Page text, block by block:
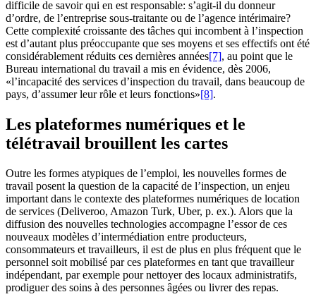
difficile de savoir qui en est responsable: s’agit-il du donneur
d’ordre, de l’entreprise sous-traitante ou de l’agence intérimaire?
Cette complexité croissante des tâches qui incombent à l’inspection
est d’autant plus préoccupante que ses moyens et ses effectifs ont été
considérablement réduits ces dernières années[7], au point que le
Bureau international du travail a mis en évidence, dès 2006,
«l’incapacité des services d’inspection du travail, dans beaucoup de
pays, d’assumer leur rôle et leurs fonctions»[8].
Les plateformes numériques et le
télétravail brouillent les cartes
Outre les formes atypiques de l’emploi, les nouvelles formes de
travail posent la question de la capacité de l’inspection, un enjeu
important dans le contexte des plateformes numériques de location
de services (Deliveroo, Amazon Turk, Uber, p. ex.). Alors que la
diffusion des nouvelles technologies accompagne l’essor de ces
nouveaux modèles d’intermédiation entre producteurs,
consommateurs et travailleurs, il est de plus en plus fréquent que le
personnel soit mobilisé par ces plateformes en tant que travailleur
indépendant, par exemple pour nettoyer des locaux administratifs,
prodiguer des soins à des personnes âgées ou livrer des repas.